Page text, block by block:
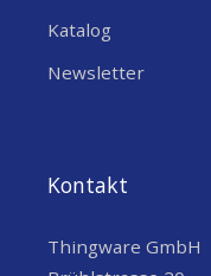
Katalog
Newsletter
Kontakt
Thingware GmbH